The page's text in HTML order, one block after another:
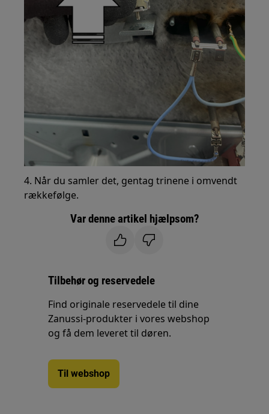
4. Når du samler det, gentag trinene i omvendt
rækkefølge.
Var denne artikel hjælpsom?
Tilbehør og reservedele
Find originale reservedele til dine
Zanussi-produkter i vores webshop
og få dem leveret til døren.
Til webshop